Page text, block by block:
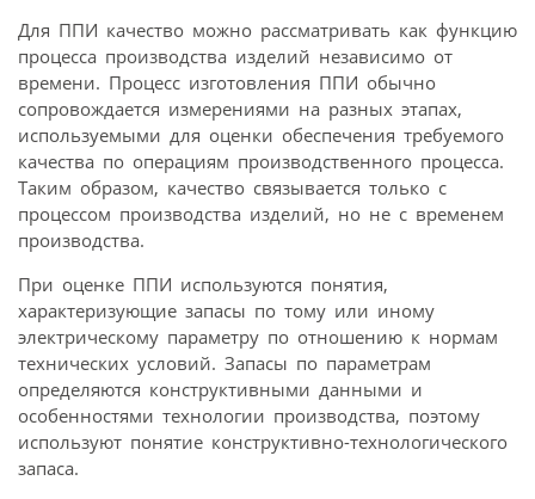
Для ППИ качество можно рассматривать как функцию
процесса производства изделий независимо от
времени. Процесс изготовления ППИ обычно
сопровождается измерениями на разных этапах,
используемыми для оценки обеспечения требуемого
качества по операциям производственного процесса.
Таким образом, качество связывается только с
процессом производства изделий, но не с временем
производства.
При оценке ППИ используются понятия,
характеризующие запасы по тому или иному
электрическому параметру по отношению к нормам
технических условий. Запасы по параметрам
определяются конструктивными данными и
особенностями технологии производства, поэтому
используют понятие конструктивно-технологического
запаса.